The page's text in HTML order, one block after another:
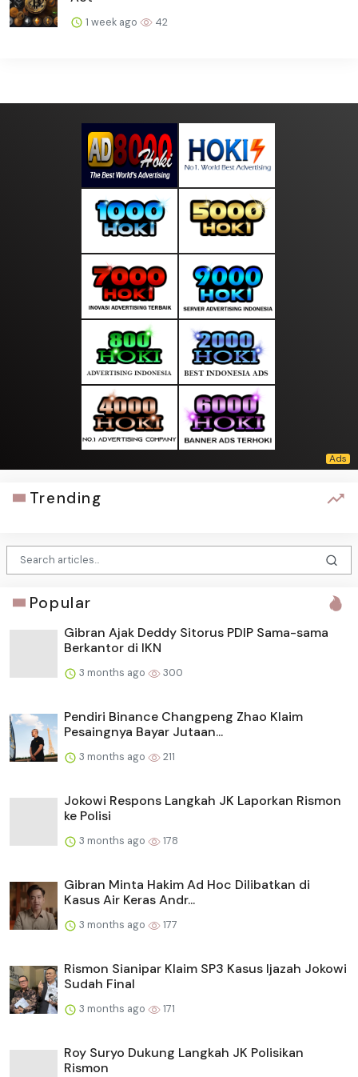
1 week ago 42
Trending
Popular
Gibran Ajak Deddy Sitorus PDIP Sama-sama
Berkantor di IKN
3 months ago 300
Pendiri Binance Changpeng Zhao Klaim
Pesaingnya Bayar Jutaan...
3 months ago 211
Jokowi Respons Langkah JK Laporkan Rismon
ke Polisi
3 months ago 178
Gibran Minta Hakim Ad Hoc Dilibatkan di
Kasus Air Keras Andr...
3 months ago 177
Rismon Sianipar Klaim SP3 Kasus Ijazah Jokowi
Sudah Final
3 months ago 171
Roy Suryo Dukung Langkah JK Polisikan
Rismon